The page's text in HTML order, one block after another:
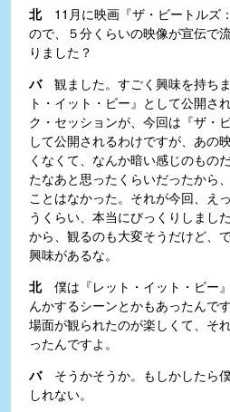
北11月に映画『ザ・ビートルズ
ので、５分くらいの映像が宣伝で
りました？
バ観ました。すごく興味を持ち
ト・イット・ビー』として公開さ
ク・セッションが、今回は『ザ・
して公開されるわけですが、あの
くなくて、なんか暗い感じのもの
たなあと思ったくらいだったから
ことはなかった。それが今回、え
うくらい、本当にびっくりしまし
から、観るのも大変そうだけど、
興味があるな。
北僕は『レット・イット・ビー
んかするシーンとかもあったんで
場面が観られたのが楽しくて、そ
ったんですよ。
バそうかそうか。もしかしたら
しれない。